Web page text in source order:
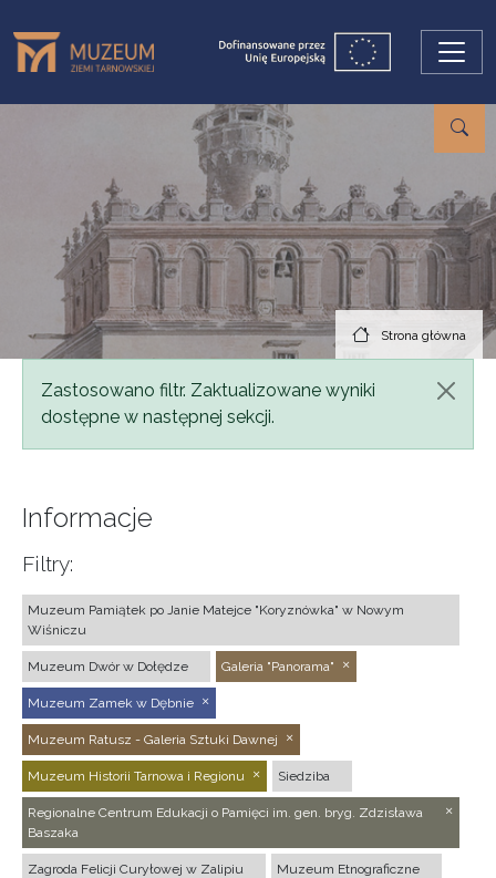
Strona główna
Komunikat
Zastosowano filtr. Zaktualizowane wyniki
dostępne w następnej sekcji.
Informacje
Filtry:
Muzeum Pamiątek po Janie Matejce "Koryznówka" w Nowym
Wiśniczu
Muzeum Dwór w Dołędze Galeria "Panorama"
Muzeum Zamek w Dębnie
Muzeum Ratusz - Galeria Sztuki Dawnej
Muzeum Historii Tarnowa i Regionu Siedziba
Regionalne Centrum Edukacji o Pamięci im. gen. bryg. Zdzisława
Baszaka
Zagroda Felicji Curyłowej w Zalipiu Muzeum Etnograficzne